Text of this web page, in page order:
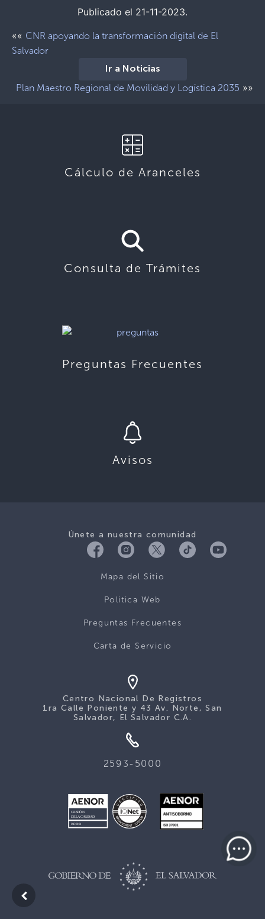
Publicado el 21-11-2023.
«« CNR apoyando la transformación digital de El
Salvador
Ir a Noticias
Plan Maestro Regional de Movilidad y Logística 2035 »»
Cálculo de Aranceles
Consulta de Trámites
Preguntas Frecuentes
Avisos
Únete a nuestra comunidad
Mapa del Sitio
Politica Web
Preguntas Frecuentes
Carta de Servicio
Centro Nacional De Registros
1ra Calle Poniente y 43 Av. Norte, San
Salvador, El Salvador C.A.
2593-5000